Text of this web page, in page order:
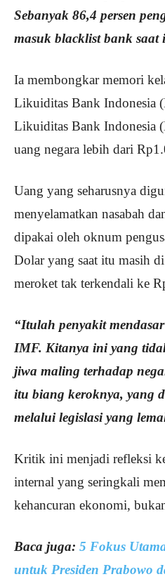
Sebanyak 86,4 persen
masuk blacklist bank saat
Ia membongkar memori
Likuiditas Bank Indonesia
Likuiditas Bank Indonesia
uang negara lebih dari
Uang yang seharusnya
menyelamatkan nasabah
dipakai oleh oknum
Dolar yang saat itu masih
meroket tak terkendali ke
“Itulah penyakit
IMF. Kitanya ini yang
jiwa maling terhadap
itu biang keroknya, yang
melalui legislasi yang
Kritik ini menjadi refleksi
internal yang seringkali
kehancuran ekonomi,
Baca juga: 5 Fokus
untuk Presiden Prabowo